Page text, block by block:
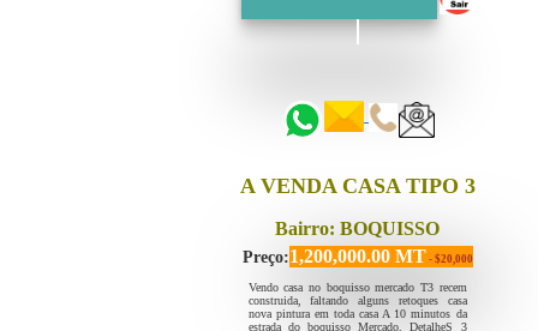
A VENDA CASA TIPO 3
Bairro: BOQUISSO
Preço:1,200,000.00 MT - $20,000
Vendo casa no boquisso mercado T3 recem
construida, faltando alguns retoques casa
nova pintura em toda casa A 10 minutos da
estrada do boquisso Mercado, DetalheS 3